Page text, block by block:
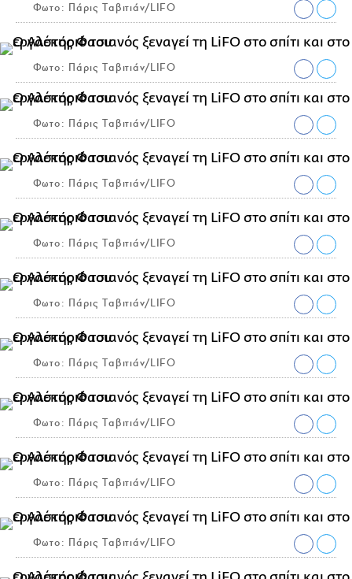
Φωτο: Πάρις Ταβιτιάν/LIFO
Φωτο: Πάρις Ταβιτιάν/LIFO
Φωτο: Πάρις Ταβιτιάν/LIFO
Φωτο: Πάρις Ταβιτιάν/LIFO
Φωτο: Πάρις Ταβιτιάν/LIFO
Φωτο: Πάρις Ταβιτιάν/LIFO
Φωτο: Πάρις Ταβιτιάν/LIFO
Φωτο: Πάρις Ταβιτιάν/LIFO
Φωτο: Πάρις Ταβιτιάν/LIFO
Φωτο: Πάρις Ταβιτιάν/LIFO